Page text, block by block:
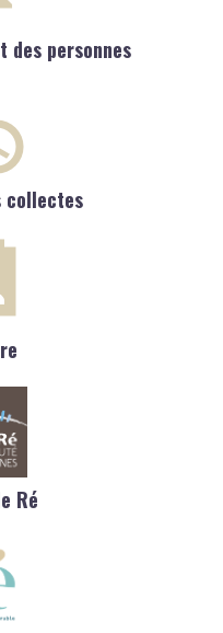
des personnes
collectes
Ré